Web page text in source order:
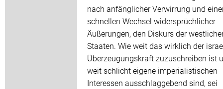
nach anfänglicher Verwirrung und
schnellen Wechsel widersprüchlicher
Äußerungen, den Diskurs der
Staaten. Wie weit das wirklich der
Überzeugungskraft zuzuschreiben ist
weit schlicht eigene imperialistischen
Interessen ausschlaggebend sind, sei